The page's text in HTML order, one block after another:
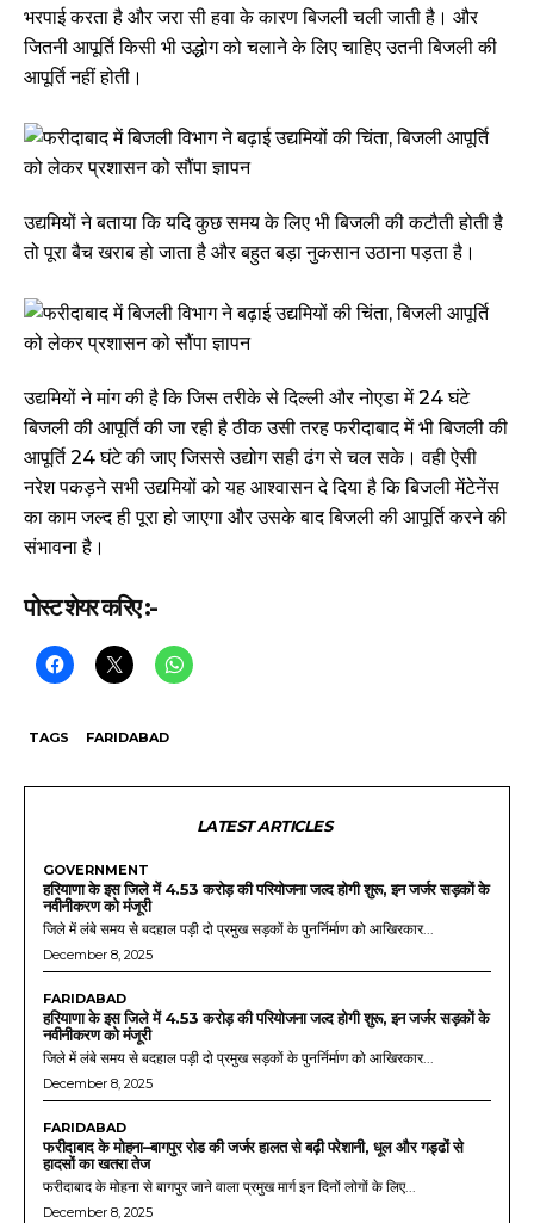
भरपाई करता है और जरा सी हवा के कारण बिजली चली जाती है। और
जितनी आपूर्ति किसी भी उद्धोग को चलाने के लिए चाहिए उतनी बिजली की
आपूर्ति नहीं होती।
उद्यमियों ने बताया कि यदि कुछ समय के लिए भी बिजली की कटौती होती है
तो पूरा बैच खराब हो जाता है और बहुत बड़ा नुकसान उठाना पड़ता है।
उद्यमियों ने मांग की है कि जिस तरीके से दिल्ली और नोएडा में 24 घंटे
बिजली की आपूर्ति की जा रही है ठीक उसी तरह फरीदाबाद में भी बिजली की
आपूर्ति 24 घंटे की जाए जिससे उद्योग सही ढंग से चल सके। वही ऐसी
नरेश पकड़ने सभी उद्यमियों को यह आश्वासन दे दिया है कि बिजली मेंटेनेंस
का काम जल्द ही पूरा हो जाएगा और उसके बाद बिजली की आपूर्ति करने की
संभावना है।
पोस्ट शेयर करिए :-
TAGS FARIDABAD
LATEST ARTICLES
GOVERNMENT
हरियाणा के इस जिले में 4.53 करोड़ की परियोजना जल्द होगी शुरू, इन जर्जर सड़कों के
नवीनीकरण को मंजूरी
जिले में लंबे समय से बदहाल पड़ी दो प्रमुख सड़कों के पुनर्निर्माण को आखिरकार...
December 8, 2025
FARIDABAD
हरियाणा के इस जिले में 4.53 करोड़ की परियोजना जल्द होगी शुरू, इन जर्जर सड़कों के
नवीनीकरण को मंजूरी
जिले में लंबे समय से बदहाल पड़ी दो प्रमुख सड़कों के पुनर्निर्माण को आखिरकार...
December 8, 2025
FARIDABAD
फरीदाबाद के मोहना–बागपुर रोड की जर्जर हालत से बढ़ी परेशानी, धूल और गड्ढों से
हादसों का खतरा तेज
फरीदाबाद के मोहना से बागपुर जाने वाला प्रमुख मार्ग इन दिनों लोगों के लिए...
December 8, 2025